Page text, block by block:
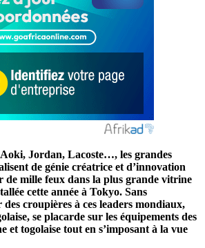
Jordan, Lacoste…, les grandes
de génie créatrice et d’innovation
mille feux dans la plus grande vitrine
cette année à Tokyo. Sans
croupières à ces leaders mondiaux,
se placarde sur les équipements des
et togolaise tout en s’imposant à la vue